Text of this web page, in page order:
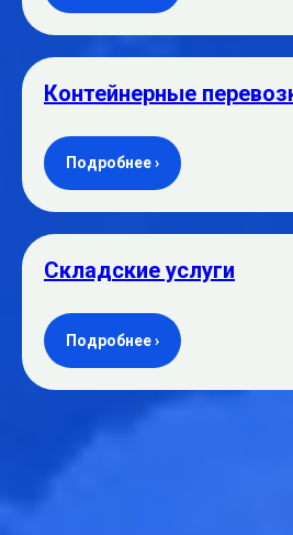
Контейнерные
Подробнее ›
Складские услуги
Подробнее ›